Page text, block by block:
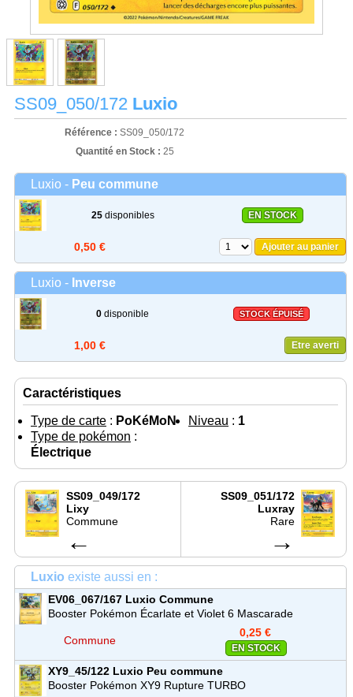
SS09_050/172 Luxio
Référence : SS09_050/172
Quantité en Stock : 25
Luxio - Peu commune
25disponibles EN STOCK
0,50 € Ajouter au panier
Luxio - Inverse
0 disponible STOCK ÉPUISÉ
1,00 € Etre averti
Caractéristiques
Type de carte : PoKéMoN Niveau : 1
Type de pokémon :
Électrique
SS09_049/172
Lixy
Commune
←
SS09_051/172
Luxray
Rare
→
Luxio existe aussi en :
EV06_067/167 Luxio Commune
Booster Pokémon Écarlate et Violet 6 Mascarade
Commune
0,25 €
EN STOCK
XY9_45/122 Luxio Peu commune
Booster Pokémon XY9 Rupture TURBO